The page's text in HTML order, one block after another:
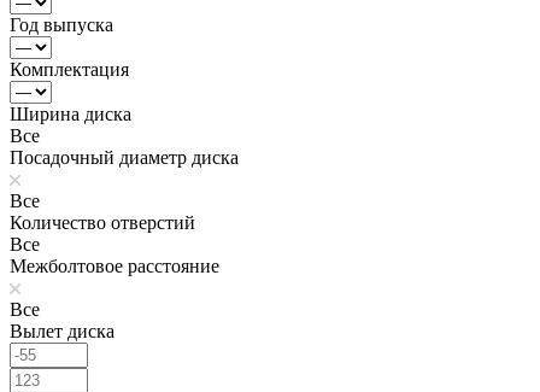
Год выпуска
Комплектация
Ширина диска
Все
Посадочный диаметр диска
Все
Количество отверстий
Все
Межболтовое расстояние
Все
Вылет диска